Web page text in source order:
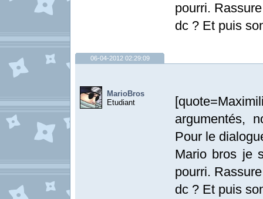
pourri.
dc ? Et puis
06-04-2012 02:29:09
MarioBros
Etudiant
argumentés,
Pour le
Mario bros je
pourri.
dc ? Et puis